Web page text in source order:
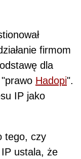
firmom
dla
Hadopi".
IP jako
tego, czy
ustala, że